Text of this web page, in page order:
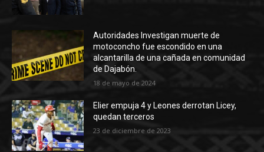
Autoridades Investigan muerte de
motoconcho fue escondido en una
alcantarilla de una cañada en comunidad
de Dajabón.
18 de mayo de 2024
Elier empuja 4 y Leones derrotan Licey,
quedan terceros
23 de diciembre de 2023